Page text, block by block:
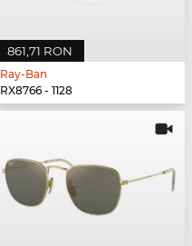
861,71 RON
Ray-Ban
RX8766 - 1128